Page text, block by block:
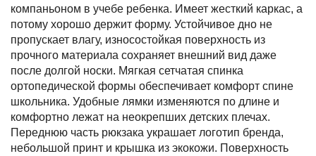
компаньоном в учебе ребенка. Имеет жесткий каркас, а
потому хорошо держит форму. Устойчивое дно не
пропускает влагу, износостойкая поверхность из
прочного материала сохраняет внешний вид даже
после долгой носки. Мягкая сетчатая спинка
ортопедической формы обеспечивает комфорт спине
школьника. Удобные лямки изменяются по длине и
комфортно лежат на неокрепших детских плечах.
Переднюю часть рюкзака украшает логотип бренда,
небольшой принт и крышка из экокожи. Поверхность